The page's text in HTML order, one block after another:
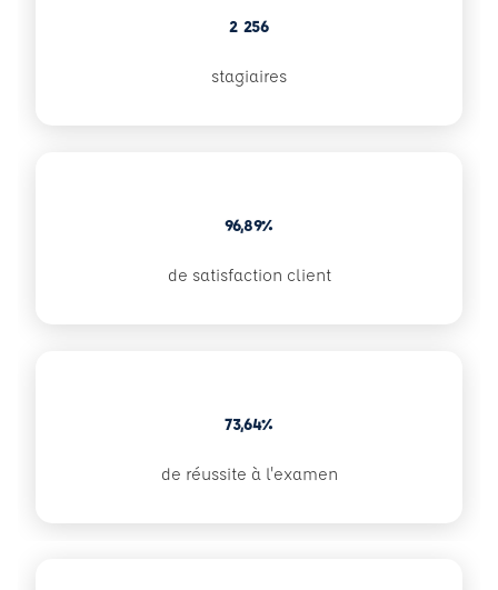
2 256
stagiaires
96,89%
de satisfaction client
73,64%
de réussite à l'examen